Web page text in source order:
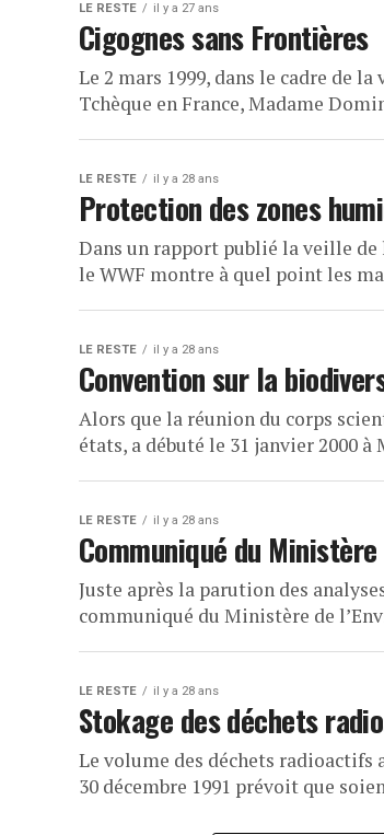
LE RESTE il y a 27 ans
Cigognes sans Frontières
Le 2 mars 1999, dans le cadre de
Tchèque en France, Madame
LE RESTE il y a 28 ans
Protection des zones
Dans un rapport publié la veille de
le WWF montre à quel point les
LE RESTE il y a 28 ans
Convention sur la
Alors que la réunion du corps
états, a débuté le 31 janvier 2000 à
LE RESTE il y a 28 ans
Communiqué du
Juste après la parution des
communiqué du Ministère de
LE RESTE il y a 28 ans
Stokage des déchets
Le volume des déchets
30 décembre 1991 prévoit que